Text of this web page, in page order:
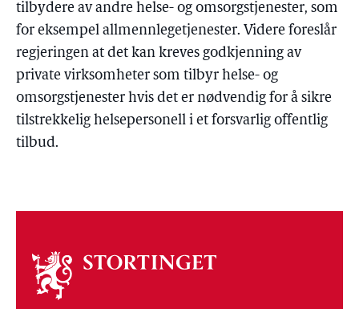
tilbydere av andre helse- og omsorgstjenester, som
for eksempel allmennlegetjenester. Videre foreslår
regjeringen at det kan kreves godkjenning av
private virksomheter som tilbyr helse- og
omsorgstjenester hvis det er nødvendig for å sikre
tilstrekkelig helsepersonell i et forsvarlig offentlig
tilbud.
Om
stortinget